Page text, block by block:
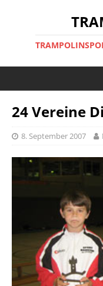
24 Vereine
8. September 2007